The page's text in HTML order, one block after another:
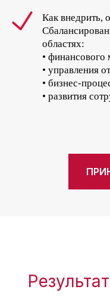
Как внедрить,
областях:
•
• управления
• бизнес-
• развития